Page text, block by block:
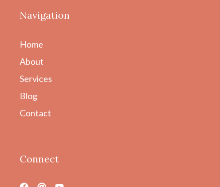
Navigation
Home
About
Services
Blog
Contact
Connect